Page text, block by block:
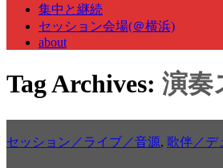
集中と継続
セッション会場(＠横浜)
about
Tag Archives: 演奏
セッション／ライブ／音源, 歌伴／デ